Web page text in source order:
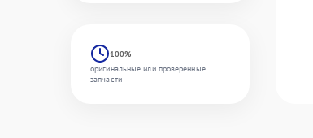
100%
оригинальные или проверенные
запчасти